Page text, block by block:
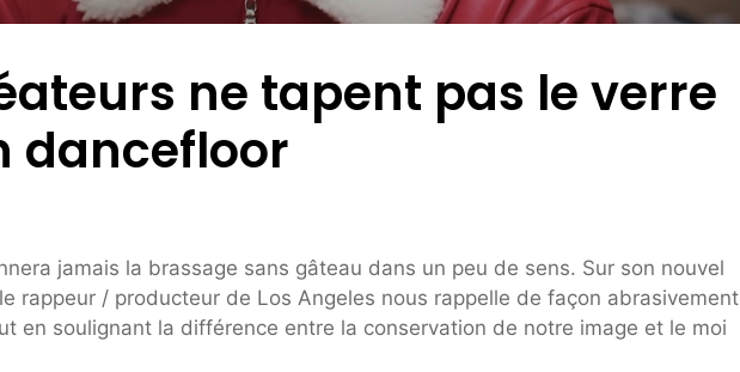
ne tapent pas le verre
dancefloor
jamais la brassage sans gâteau dans un peu de sens. Sur son nouvel
le rappeur / producteur de Los Angeles nous rappelle de façon abrasivement
en soulignant la différence entre la conservation de notre image et le moi